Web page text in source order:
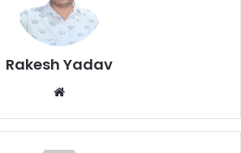
Rakesh Yadav
b